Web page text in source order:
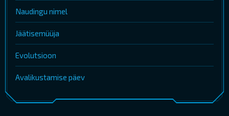
Naudingu nimel
Jäätisemüüja
Evolutsioon
Avalikustamise päev